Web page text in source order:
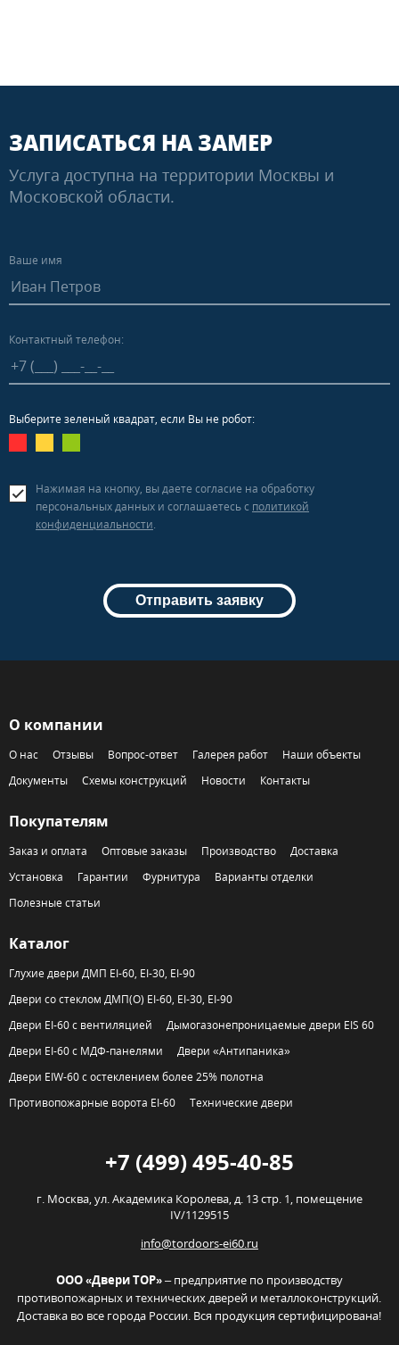
ЗАПИСАТЬСЯ НА ЗАМЕР
Услуга доступна на территории Москвы и
Московской области.
Ваше имя
Контактный телефон:
Выберите зеленый квадрат, если Вы не робот:
Нажимая на кнопку, вы даете согласие на обработку
персональных данных и соглашаетесь c политикой
конфиденциальности.
Отправить заявку
О компании
О нас Отзывы Вопрос-ответ Галерея работ
Наши объекты
Документы
Схемы конструкций Новости Контакты
Покупателям
Заказ и оплата Оптовые заказы Производство
Доставка
Установка
Гарантии Фурнитура
Варианты отделки
Полезные статьи
Каталог
Глухие двери ДМП EI-60, EI-30, EI-90
Двери со стеклом ДМП(О) EI-60, EI-30, EI-90
Двери EI-60 с вентиляцией
Дымогазонепроницаемые двери EIS 60
Двери EI-60 с МДФ-панелями
Двери «Антипаника»
Двери EIW-60 с остеклением более 25% полотна
Противопожарные ворота EI-60
Технические двери
+7 (499) 495-40-85
г. Москва,ул. Академика Королева, д. 13 стр. 1, помещение
IV/1129515
info@tordoors-ei60.ru
ООО «Двери ТОР»– предприятие по производству
противопожарных и технических дверей и металлоконструкций.
Доставка во все города России. Вся продукция сертифицирована!